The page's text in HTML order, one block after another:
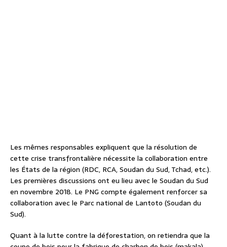
Les mêmes responsables expliquent que la résolution de
cette crise transfrontalière nécessite la collaboration entre
les États de la région (RDC, RCA, Soudan du Sud, Tchad, etc.).
Les premières discussions ont eu lieu avec le Soudan du Sud
en novembre 2018. Le PNG compte également renforcer sa
collaboration avec le Parc national de Lantoto (Soudan du
Sud).
Quant à la lutte contre la déforestation, on retiendra que la